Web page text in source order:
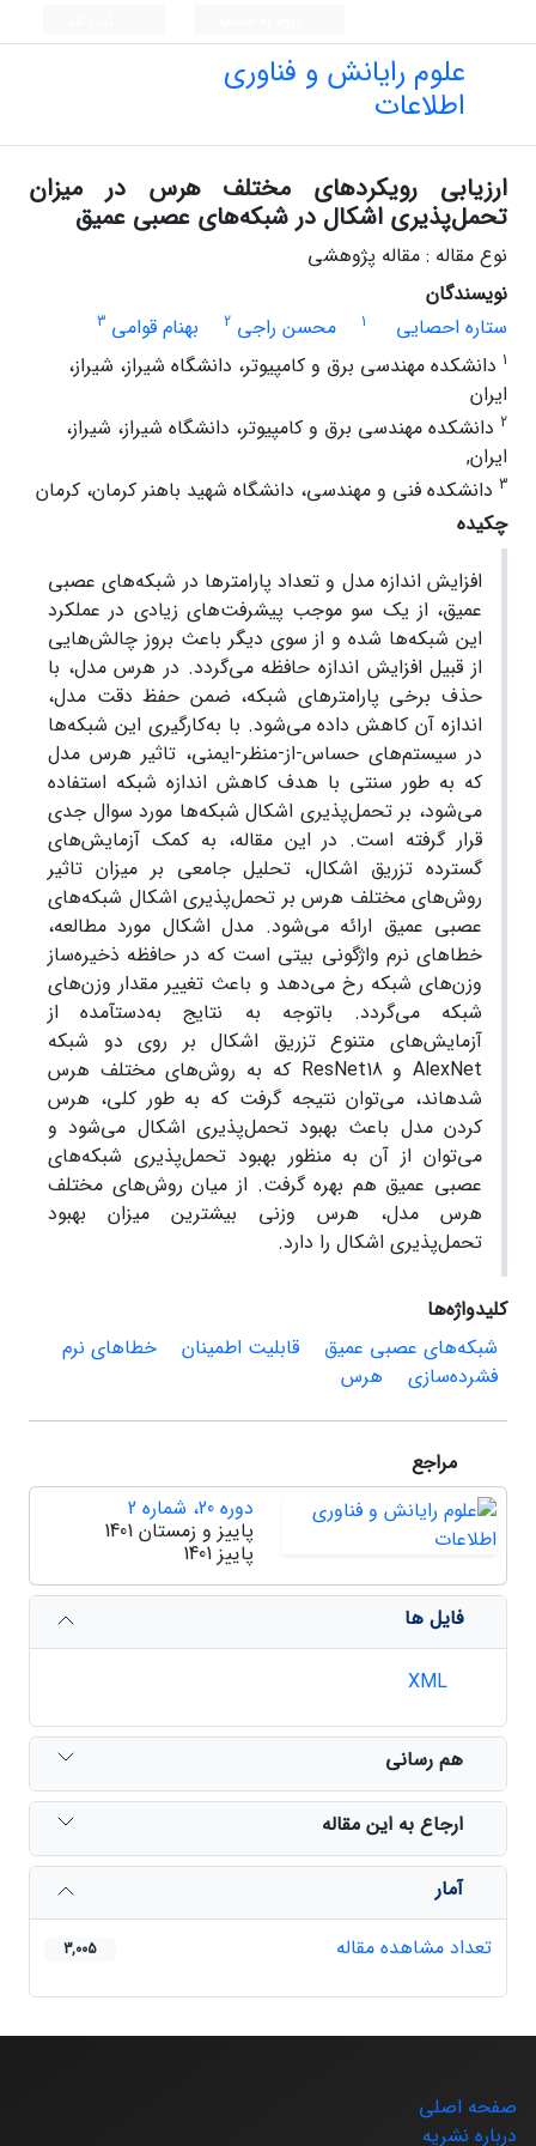
علوم رایانش و فناوری
اطلاعات
ارزیابی رویکردهای مختلف هرس در میزان
تحمل‌پذیری اشکال در شبکه‌های عصبی عمیق
نوع مقاله : مقاله پژوهشی
نویسندگان
ستاره احصایی
1 محسن راجی 2 بهنام قوامی 3
1 دانشکده مهندسی برق و کامپیوتر، دانشگاه شیراز، شیراز،
ایران
2 دانشکده مهندسی برق و کامپیوتر، دانشگاه شیراز، شیراز،
ایران,
3 دانشکده فنی و مهندسی، دانشگاه شهید باهنر کرمان، کرمان
چکیده
افزایش اندازه مدل و تعداد پارامترها در شبکه‏‌های عصبی
عمیق، از یک سو موجب پیشرفت‏‌های زیادی در عملکرد
این شبکه‌‏ها شده و از سوی دیگر باعث بروز چالش­‌هایی
از قبیل افزایش اندازه حافظه می­‌گردد. در هرس مدل، با
حذف برخی پارامترهای شبکه، ضمن حفظ دقت مدل،
اندازه آن کاهش داده می‏‌شود. با به‏‌کارگیری این شبکه‌‏ها
در سیستم‌­های حساس-از-منظر-ایمنی، تاثیر هرس مدل
که به طور سنتی با هدف کاهش اندازه شبکه استفاده
می‌‏شود، بر تحمل‌‏پذیری اشکال شبکه‏‌ها مورد سوال جدی
قرار گرفته است. در این مقاله، به کمک آزمایش‏‌های
گسترده تزریق اشکال، تحلیل جامعی بر میزان تاثیر
روش‏‌های مختلف هرس بر تحمل‏‌پذیری اشکال شبکه‌‏های
عصبی عمیق ارائه می‏‌شود. مدل اشکال مورد مطالعه،
خطاهای نرم واژگونی بیتی است که در حافظه ذخیره‌‏ساز
وزن‏‌های شبکه رخ می‌‏دهد و باعث تغییر مقدار وزن‏‌های
شبکه می‏‌گردد. با­توجه به نتایج به‌­دست­آمده از
آزمایش‏‌های متنوع تزریق اشکال بر روی دو شبکه
AlexNet و ResNet18 که به روش‏‌های مختلف هرس
شده­اند، می‏‌توان نتیجه گرفت که به طور کلی، هرس
کردن مدل باعث بهبود تحمل‌‏پذیری اشکال می‏‌شود و
می‌‏توان از آن به منظور بهبود تحمل‌‏پذیری شبکه‌‏های
عصبی عمیق هم بهره گرفت. از میان روش‌‏های مختلف
هرس مدل، هرس وزنی بیشترین میزان بهبود
تحمل‌‏پذیری اشکال را دارد.
کلیدواژه‌ها
شبکه‏‌های عصبی عمیق
قابلیت اطمینان
خطاهای نرم
فشرده‌سازی
هرس
مراجع
دوره 20، شماره 2
پاییز و زمستان 1401
پاییز 1401
فایل ها
هم رسانی
ارجاع به این مقاله
آمار
تعداد مشاهده مقاله
3,005
صفحه اصلی
درباره نشریه